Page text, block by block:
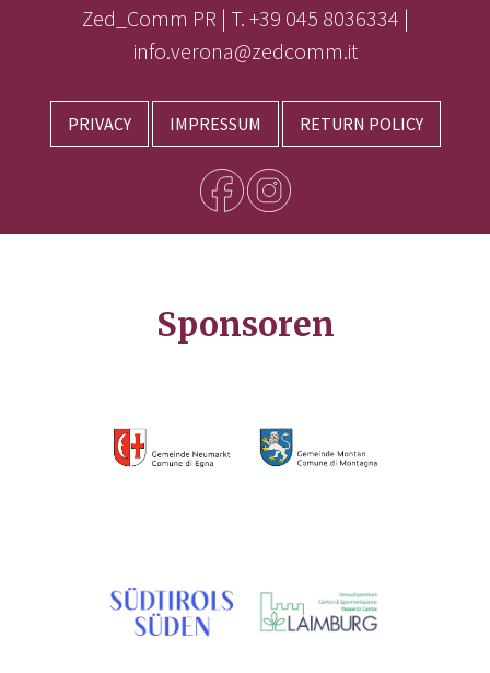
Zed_Comm PR | T. +39 045 8036334 |
info.verona@zedcomm.it
PRIVACY IMPRESSUM RETURN POLICY
Sponsoren